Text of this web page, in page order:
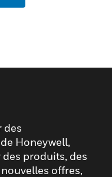
des
Honeywell,
produits, des
offres,